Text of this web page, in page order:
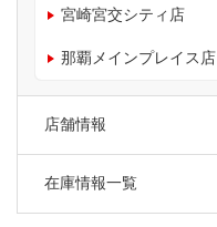
宮崎宮交シティ店
那覇メインプレイス店
店舗情報
在庫情報一覧